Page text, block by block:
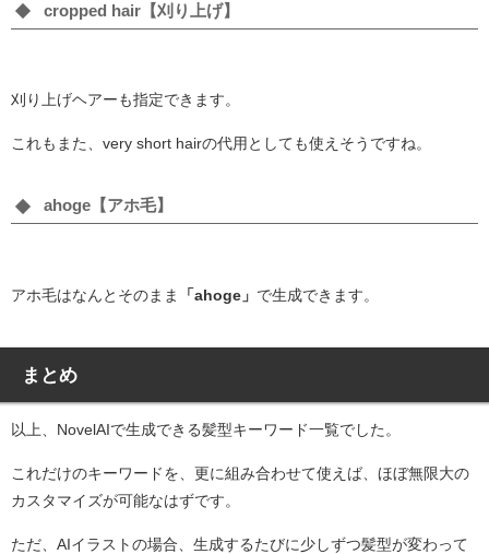
cropped hair【刈り上げ】
刈り上げヘアーも指定できます。
これもまた、very short hairの代用としても使えそうですね。
ahoge【アホ毛】
アホ毛はなんとそのまま 「ahoge」 で生成できます。
まとめ
以上、NovelAIで生成できる髪型キーワード一覧でした。
これだけのキーワードを、更に組み合わせて使えば、ほぼ無限大の
カスタマイズが可能なはずです。
ただ、AIイラストの場合、生成するたびに少しずつ髪型が変わって